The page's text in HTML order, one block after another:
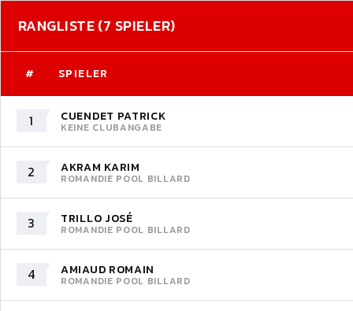
RANGLISTE (7 SPIELER)
# SPIELER
1 CUENDET PATRICK
KEINE CLUBANGABE
2 AKRAM KARIM
ROMANDIE POOL BILLARD
3 TRILLO JOSÉ
ROMANDIE POOL BILLARD
4 AMIAUD ROMAIN
ROMANDIE POOL BILLARD